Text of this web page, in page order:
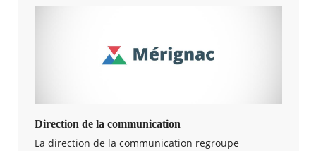
Direction de la communication
La direction de la communication regroupe